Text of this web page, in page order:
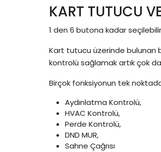
KART TUTUCU
1 den 6 butona kadar
Kart tutucu üzerinde bulunan
kontrolü sağlamak artık çok
Birçok fonksiyonun tek
Aydınlatma Kontrolü,
HVAC Kontrolü,
Perde Kontrolü,
DND MUR,
Sahne Çağrısı